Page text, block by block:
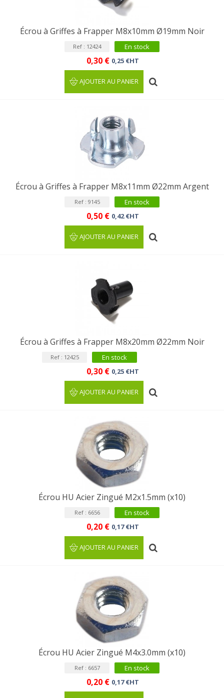
Écrou à Griffes à Frapper M8x10mm Ø19mm Noir
Ref : 12424 En stock
0,30 € 0,25 €HT
AJOUTER AU PANIER
Écrou à Griffes à Frapper M8x11mm Ø22mm Argent
Ref : 9145 En stock
0,50 € 0,42 €HT
AJOUTER AU PANIER
Écrou à Griffes à Frapper M8x20mm Ø22mm Noir
Ref : 12425 En stock
0,30 € 0,25 €HT
AJOUTER AU PANIER
Écrou HU Acier Zingué M2x1.5mm (x10)
Ref : 6656 En stock
0,20 € 0,17 €HT
AJOUTER AU PANIER
Écrou HU Acier Zingué M4x3.0mm (x10)
Ref : 6657 En stock
0,20 € 0,17 €HT